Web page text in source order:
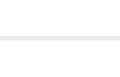
قرار می گیرد و آن را می